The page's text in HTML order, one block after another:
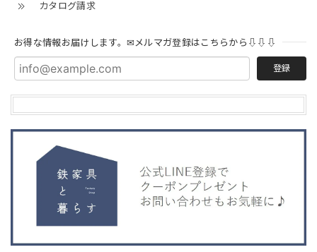
カタログ請求
お得な情報お届けします。✉メルマガ登録はこちらから⇩⇩⇩
登録